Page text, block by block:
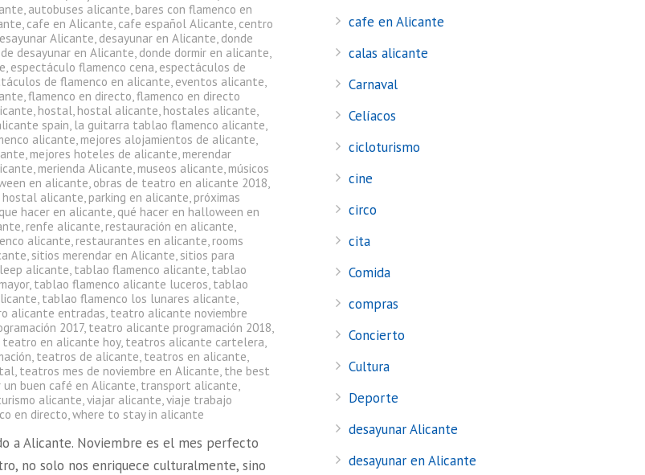
, autobuses alicante, bares con flamenco en
, cafe en Alicante, cafe español Alicante, centro
Alicante, desayunar en Alicante, donde
desayunar en Alicante, donde dormir en alicante,
, espectáculo flamenco cena, espectáculos de
de flamenco en alicante, eventos alicante,
,flamenco en directo,flamenco en directo
, hostal, hostal alicante, hostales alicante,
spain, la guitarra tablao flamenco alicante,
alicante, mejores alojamientos de alicante,
, mejores hoteles de alicante, merendar
, merienda Alicante, museos alicante, músicos
en alicante, obras de teatro en alicante 2018,
alicante, parking en alicante, próximas
que hacer en alicante, qué hacer en halloween en
, renfe alicante, restauración en alicante,
alicante, restaurantes en alicante, rooms
, sitios merendar en Alicante, sitios para
alicante, tablao flamenco alicante, tablao
, tablao flamenco alicante luceros, tablao
, tablao flamenco los lunares alicante,
alicante entradas, teatro alicante noviembre
2017, teatro alicante programación 2018,
teatro en alicante hoy, teatros alicante cartelera,
, teatros de alicante, teatros en alicante,
, teatros mes de noviembre en Alicante, the best
un buen café en Alicante, transport alicante,
alicante,viajar alicante,viaje trabajo
en directo,where to stay in alicante
a Alicante. Noviembre es el mes perfecto
no solo nos enriquece culturalmente, sino
cafe en Alicante
calas alicante
Carnaval
Celíacos
cicloturismo
cine
circo
cita
Comida
compras
Concierto
Cultura
Deporte
desayunar Alicante
desayunar en Alicante